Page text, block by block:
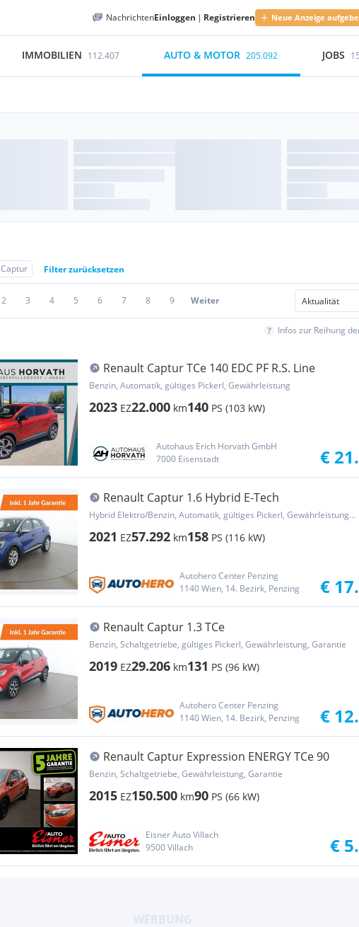
NachrichtenEinloggen | Registrieren Neue Anzeige
IMMOBILIEN 112.407 AUTO & MOTOR 205.092 JOBS
Captur Filter zurücksetzen
2 3 4 5 6 7 8 9 Weiter
Infos zur Reihung
Renault Captur TCe 140 EDC PF R.S. Line
Benzin, Automatik, gültiges Pickerl, Gewährleistung
2023 EZ22.000 km140 PS (103 kW)
Autohaus Erich Horvath GmbH
7000 Eisenstadt
€
Renault Captur 1.6 Hybrid E-Tech
Hybrid Elektro/Benzin, Automatik, gültiges Pickerl, Gewährleistung, Garantie
2021 EZ57.292 km158 PS (116 kW)
Autohero Center Penzing
1140 Wien, 14. Bezirk, Penzing
€
Renault Captur 1.3 TCe
Benzin, Schaltgetriebe, gültiges Pickerl, Gewährleistung, Garantie
2019 EZ29.206 km131 PS (96 kW)
Autohero Center Penzing
1140 Wien, 14. Bezirk, Penzing
€
Renault Captur Expression ENERGY TCe 90
Benzin, Schaltgetriebe, Gewährleistung, Garantie
2015 EZ150.500 km90 PS (66 kW)
Eisner Auto Villach
9500 Villach
€